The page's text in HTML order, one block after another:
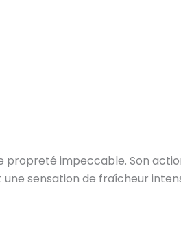
propreté impeccable. Son
sensation de fraîcheur